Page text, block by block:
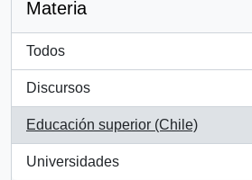
Materia
Todos
Discursos
, 1 resultados
Educación superior (Chile)
, 1 resultados
Universidades
, 1 resultados